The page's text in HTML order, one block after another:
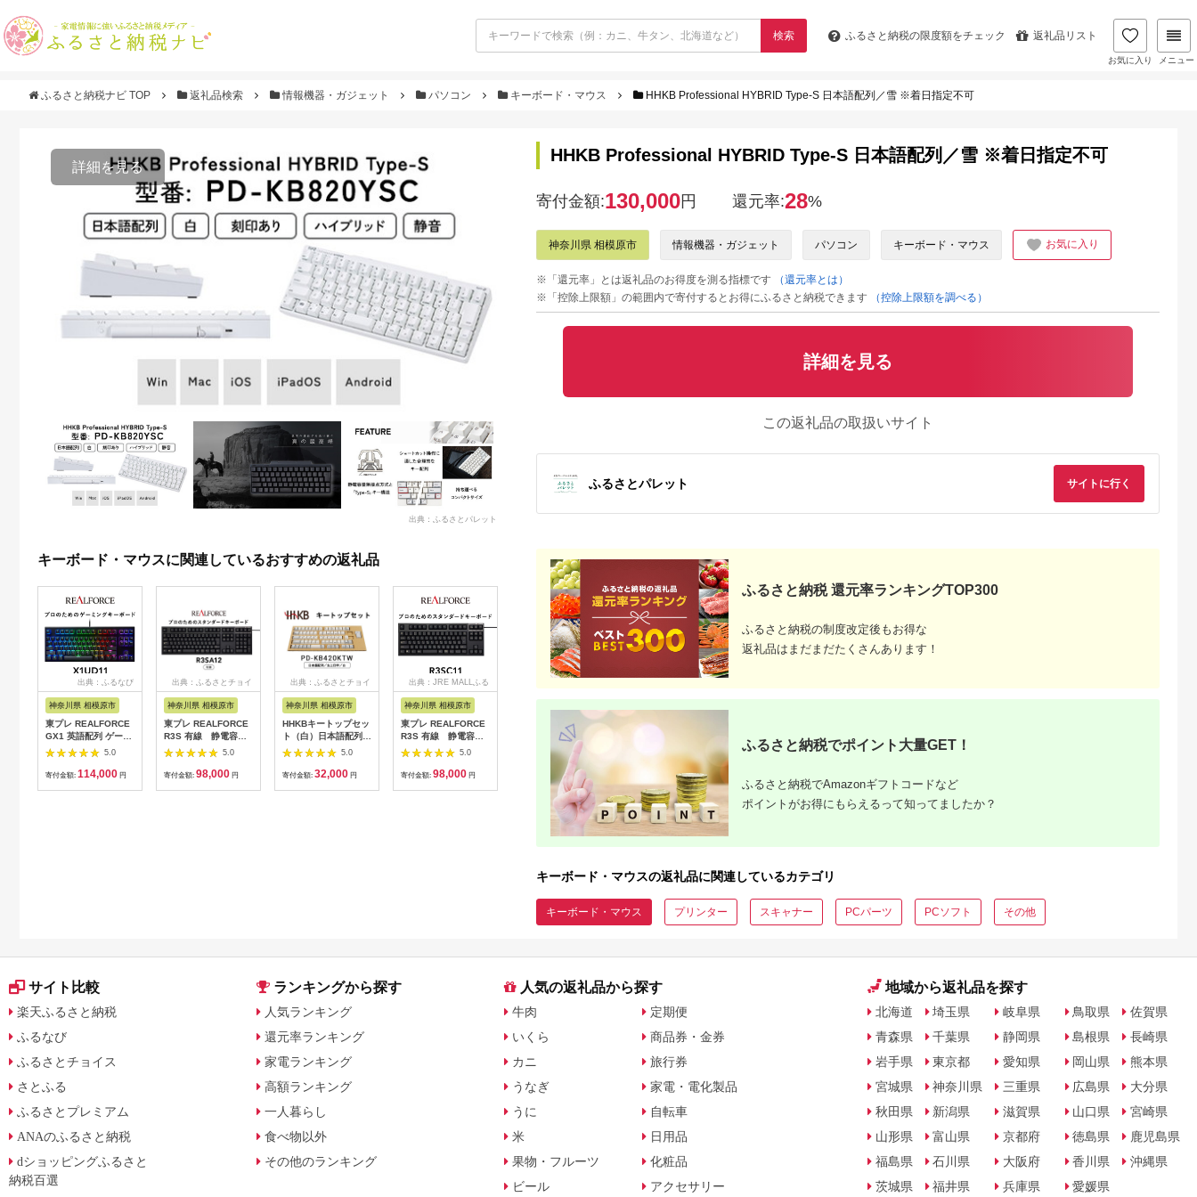
検索 ふるさと納税の限度額をチェック 返礼品リスト
お気に入り メニュー
ふるさと納税ナビ TOP 返礼品検索 情報機器・ガジェット パソコン キーボード・マウス HHKB Professional HYBRID Type-S 日本語配列／雪 ※着日指定不可
詳細を見る
出典：ふるさとパレット
キーボード・マウスに関連しているおすすめの返礼品
出典：ふるなび
神奈川県 相模原市
東プレ REALFORCE
GX1 英語配列 ゲーミ
ングキーボード静電容
量無接点方式 (型式：
X1UD11)｜ PC パソ
5.0
寄付金額: 114,000 円
出典：ふるさとチョイ
神奈川県 相模原市
東プレ REALFORCE
R3S 有線 静電容量
無接点方式キーボード
（型式：R3SA12）
◇ ｜ PC パソコン 周
5.0
寄付金額: 98,000 円
出典：ふるさとチョイ
神奈川県 相模原市
HHKBキートップセッ
ト（白）日本語配列／
左上印字
5.0
寄付金額: 32,000 円
出典：JRE MALLふる
神奈川県 相模原市
東プレ REALFORCE
R3S 有線 静電容量
無接点方式キーボード
（型式：R3SC11）
5.0
寄付金額: 98,000 円
【ふるさと納税】東プ
レ REALFORCE R4
プロのためのプレミア
ムキーボード 日本語
配列 テンキーレス
45g 白 (型式：
R4HC21)
5.0
129,000
カラーキートップセッ
ト（HHKB
Professionalシリー
13,000円
HYBRID Type-S 無刻
印／雪（英語配列）
5.0
HHKB Professional
HYBRID Type-S 日本
着日指定不可
5.0
ハッキングキーボード
HHKB Professional HYBRID Type-S 日本語配列／雪 ※着日指定不可
寄付金額:130,000円 還元率:28%
神奈川県 相模原市 情報機器・ガジェット パソコン キーボード・マウス お気に入り
※「還元率」とは返礼品のお得度を測る指標です
（還元率とは）
※「控除上限額」の範囲内で寄付するとお得にふるさと納税できます
（控除上限額を調べる）
詳細を見る
この返礼品の取扱いサイト
ふるさとパレット サイトに行く
ふるさと納税 還元率ランキングTOP300
ふるさと納税の制度改定後もお得な
返礼品はまだまだたくさんあります！
ふるさと納税でポイント大量GET！
ふるさと納税でAmazonギフトコードなど
ポイントがお得にもらえるって知ってましたか？
キーボード・マウスの返礼品に関連しているカテゴリ
キーボード・マウス プリンター スキャナー PCパーツ PCソフト その他
サイト比較
楽天ふるさと納税
ふるなび
ふるさとチョイス
さとふる
ふるさとプレミアム
ANAのふるさと納税
dショッピングふるさと
納税百選
ランキングから探す
人気ランキング
還元率ランキング
家電ランキング
高額ランキング
一人暮らし
食べ物以外
その他のランキング
人気の返礼品から探す
牛肉
いくら
カニ
うなぎ
うに
米
果物・フルーツ
ビール
定期便
商品券・金券
旅行券
家電・電化製品
自転車
日用品
化粧品
アクセサリー
地域から返礼品を探す
北海道
青森県
岩手県
宮城県
秋田県
山形県
福島県
茨城県
埼玉県
千葉県
東京都
神奈川県
新潟県
富山県
石川県
福井県
岐阜県
静岡県
愛知県
三重県
滋賀県
京都府
大阪府
兵庫県
鳥取県
島根県
岡山県
広島県
山口県
徳島県
香川県
愛媛県
佐賀県
長崎県
熊本県
大分県
宮崎県
鹿児島県
沖縄県